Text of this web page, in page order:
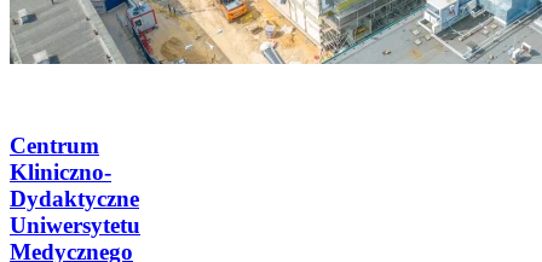
Centrum
Kliniczno-
Dydaktyczne
Uniwersytetu
Medycznego